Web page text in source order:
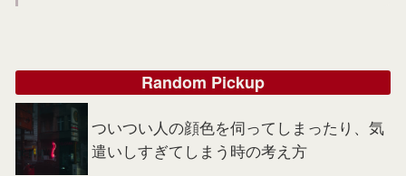
Random Pickup
ついつい人の顔色を伺ってしまったり、気
遣いしすぎてしまう時の考え方